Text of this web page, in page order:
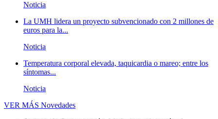
Noticia
La UMH lidera un proyecto subvencionado con 2 millones de
euros para la...
Noticia
Temperatura corporal elevada, taquicardia o mareo; entre los
síntomas...
Noticia
VER MÁS Novedades